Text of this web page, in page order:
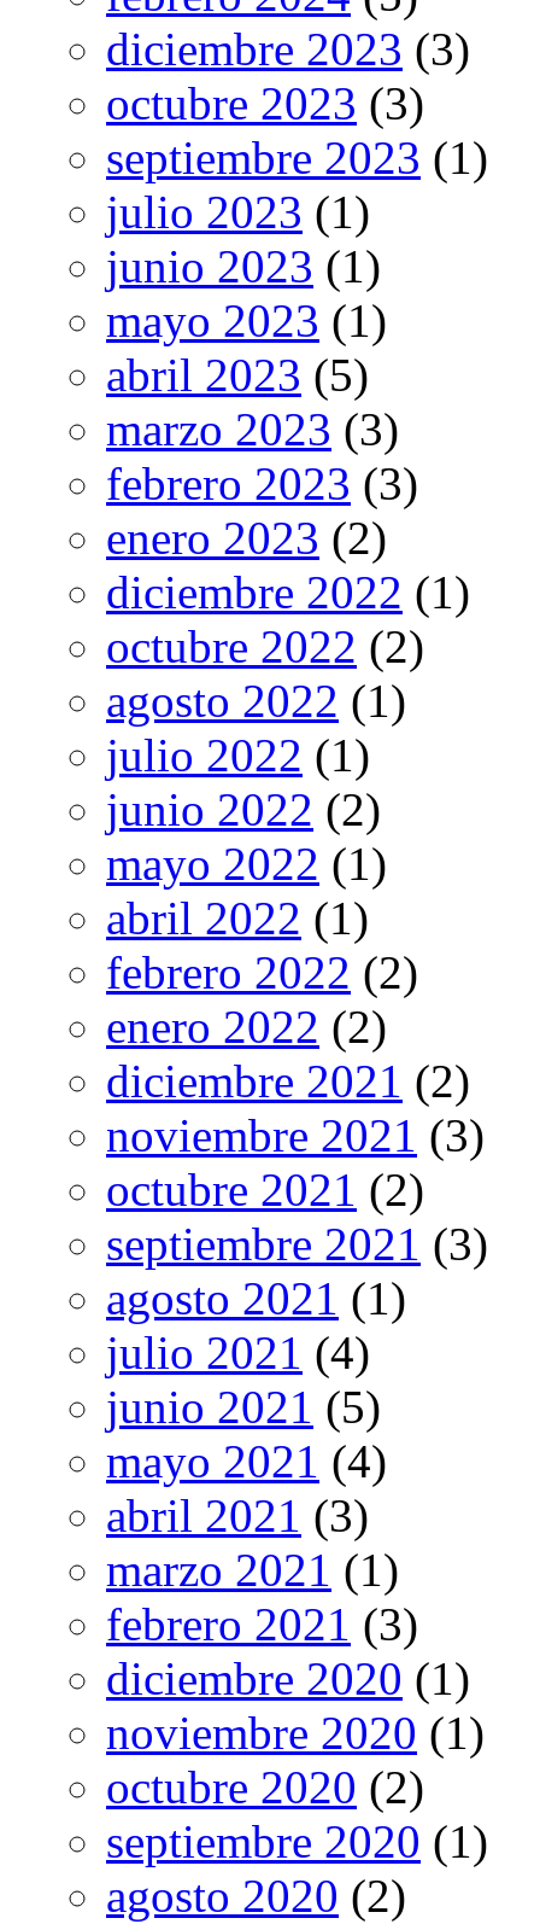
diciembre 2023 (3)
octubre 2023 (3)
septiembre 2023 (1)
julio 2023 (1)
junio 2023 (1)
mayo 2023 (1)
abril 2023 (5)
marzo 2023 (3)
febrero 2023 (3)
enero 2023 (2)
diciembre 2022 (1)
octubre 2022 (2)
agosto 2022 (1)
julio 2022 (1)
junio 2022 (2)
mayo 2022 (1)
abril 2022 (1)
febrero 2022 (2)
enero 2022 (2)
diciembre 2021 (2)
noviembre 2021 (3)
octubre 2021 (2)
septiembre 2021 (3)
agosto 2021 (1)
julio 2021 (4)
junio 2021 (5)
mayo 2021 (4)
abril 2021 (3)
marzo 2021 (1)
febrero 2021 (3)
diciembre 2020 (1)
noviembre 2020 (1)
octubre 2020 (2)
septiembre 2020 (1)
agosto 2020 (2)